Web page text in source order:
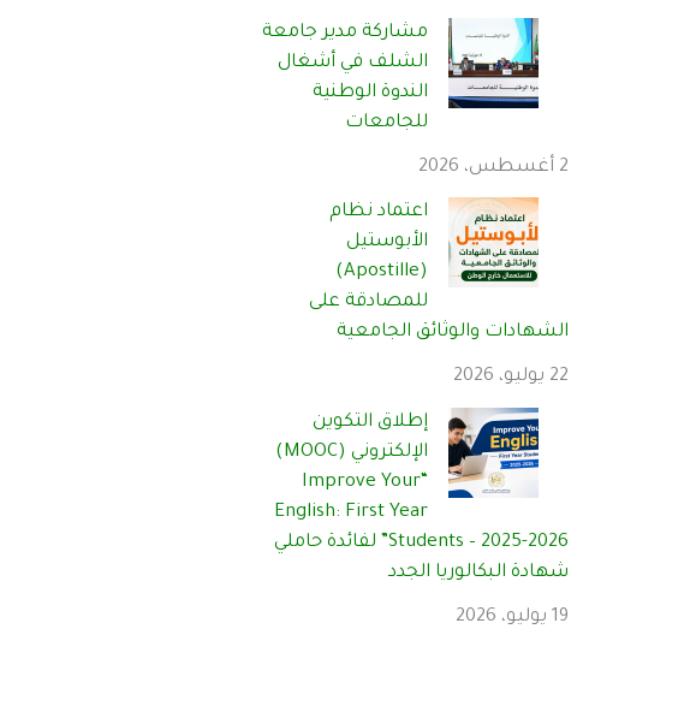
مشاركة مدير جامعة
الشلف في أشغال
الندوة الوطنية
للجامعات
2 أغسطس، 2026
اعتماد نظام
الأبوستيل
(Apostille)
للمصادقة على
الشهادات والوثائق الجامعية
22 يوليو، 2026
إطلاق التكوين
الإلكتروني (MOOC)
“Improve Your
English: First Year
Students – 2025-2026” لفائدة حاملي
شهادة البكالوريا الجدد
19 يوليو، 2026